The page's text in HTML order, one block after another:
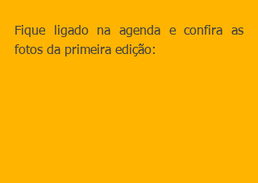
Fique ligado na agenda e confira as
fotos da primeira edição: